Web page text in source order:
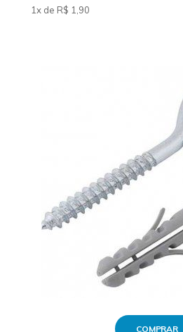
1x de R$ 1,90
COMPRAR